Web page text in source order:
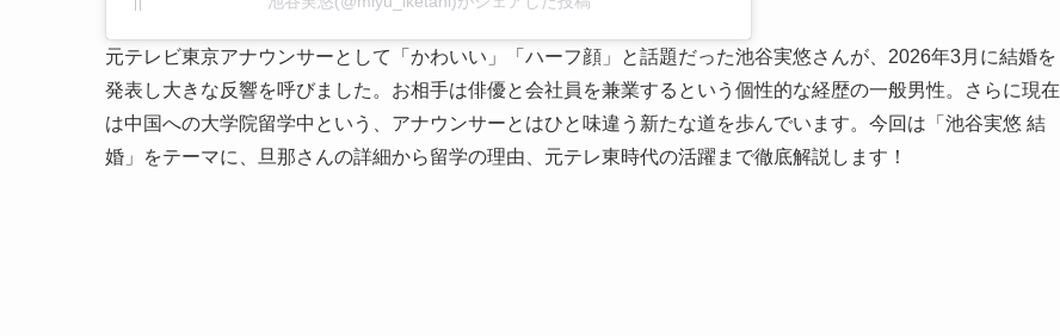
元テレビ東京アナウンサーとして「かわいい」「ハーフ顔」と話題だった池谷実悠さんが、2026年3月に結婚を
発表し大きな反響を呼びました。お相手は俳優と会社員を兼業するという個性的な経歴の一般男性。さらに現在
は中国への大学院留学中という、アナウンサーとはひと味違う新たな道を歩んでいます。今回は「池谷実悠 結
婚」をテーマに、旦那さんの詳細から留学の理由、元テレ東時代の活躍まで徹底解説します！